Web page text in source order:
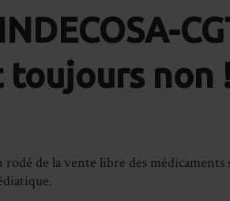
on
toujours non
de la vente libre des médicaments